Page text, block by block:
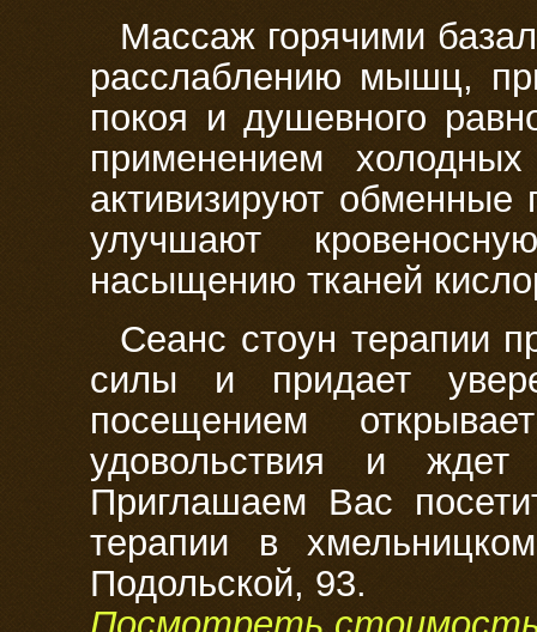
Массаж горячими
расслаблению мышц,
покоя и душевного
применением
активизируют
улучшают
насыщению тканей
Сеанс стоун терапии
силы и придает
посещением
удовольствия и
Приглашаем Вас
терапии в
Подольской, 93.